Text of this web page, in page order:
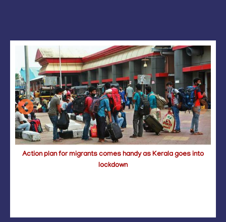
Action plan for migrants comes handy as Kerala goes into
lockdown
Circular Plantation Sector – Sunstroke Prevention 2026